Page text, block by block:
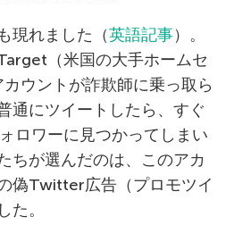
現れました（英語記事）。
（米国の大手ホームセ
ウントが詐欺師に乗っ取ら
通にツイートしたら、すぐ
ロワーに見つかってしまい
ちが選んだのは、このアカ
偽Twitter広告（プロモツイ
た。